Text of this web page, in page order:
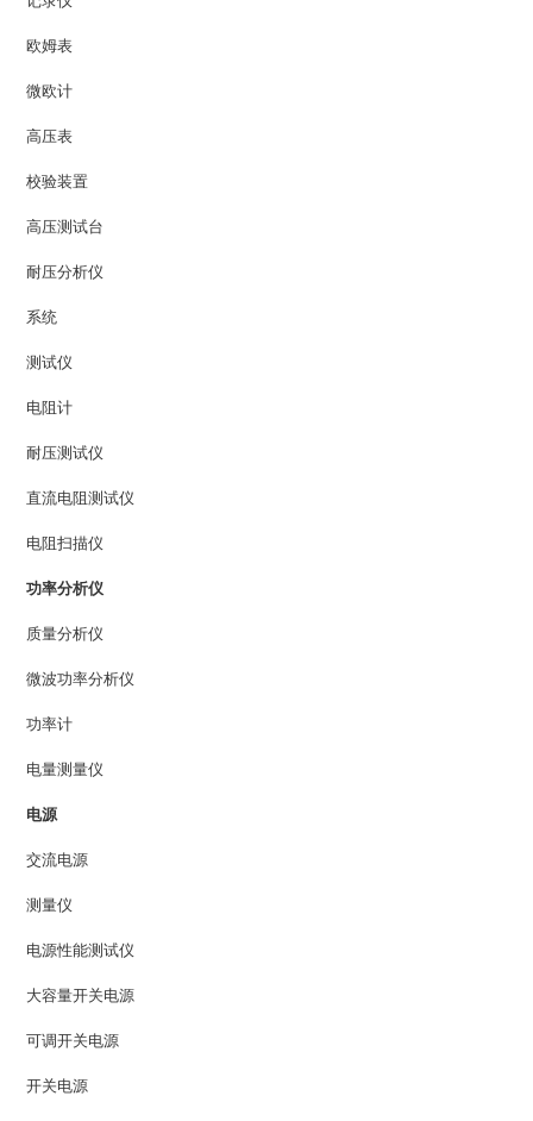
欧姆表
微欧计
高压表
校验装置
高压测试台
耐压分析仪
系统
测试仪
电阻计
耐压测试仪
直流电阻测试仪
电阻扫描仪
功率分析仪
质量分析仪
微波功率分析仪
功率计
电量测量仪
电源
交流电源
测量仪
电源性能测试仪
大容量开关电源
可调开关电源
开关电源